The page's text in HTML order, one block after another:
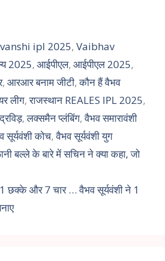
ipl 2025,Vaibhav
2025, आईपीएल, आईपीएल 2025,
, आरआर बनाम जीटी,कौन हैं वैभव
लीग,राजस्थान REALES IPL 2025,
,लक्समैन प्लंबिंग,वैभव समारावंशी
सूर्यवंशी कोच,वैभव सूर्यवंशी युग
बल्ले के बारे में सचिन ने क्या कहा, जो
छक्के और 7 चार … वैभव सूर्यवंशी ने 1